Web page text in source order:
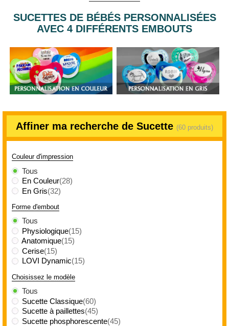
SUCETTES DE BÉBÉS PERSONNALISÉES
AVEC 4 DIFFÉRENTS EMBOUTS
Affiner ma recherche de Sucette (60 produits)
Couleur d'impression
Tous
En Couleur(28)
En Gris(32)
Forme d'embout
Tous
Physiologique(15)
Anatomique(15)
Cerise(15)
LOVI Dynamic(15)
Choisissez le modèle
Tous
Sucette Classique(60)
Sucette à paillettes(45)
Sucette phosphorescente(45)